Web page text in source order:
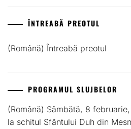
ÎNTREABĂ PREOTUL
(Română) Întreabă preotul
PROGRAMUL SLUJBELOR
(Română) Sâmbătă, 8
la schitul Sfântului Duh din